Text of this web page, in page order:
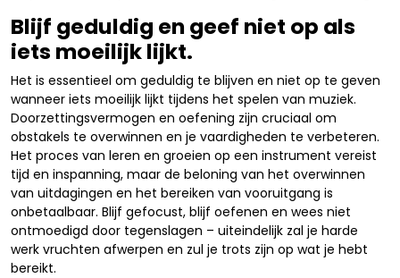
Blijf geduldig en geef niet op als
iets moeilijk lijkt.
Het is essentieel om geduldig te blijven en niet op te geven
wanneer iets moeilijk lijkt tijdens het spelen van muziek.
Doorzettingsvermogen en oefening zijn cruciaal om
obstakels te overwinnen en je vaardigheden te verbeteren.
Het proces van leren en groeien op een instrument vereist
tijd en inspanning, maar de beloning van het overwinnen
van uitdagingen en het bereiken van vooruitgang is
onbetaalbaar. Blijf gefocust, blijf oefenen en wees niet
ontmoedigd door tegenslagen – uiteindelijk zal je harde
werk vruchten afwerpen en zul je trots zijn op wat je hebt
bereikt.